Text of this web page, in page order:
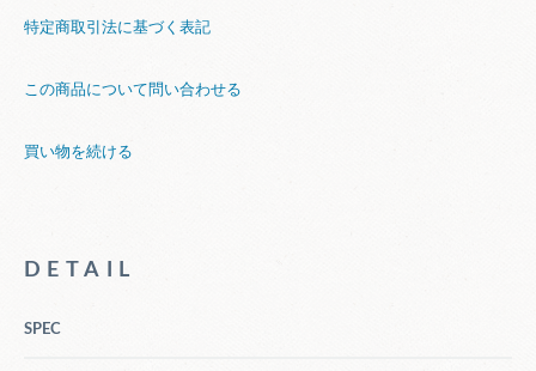
特定商取引法に基づく表記
この商品について問い合わせる
買い物を続ける
DETAIL
SPEC